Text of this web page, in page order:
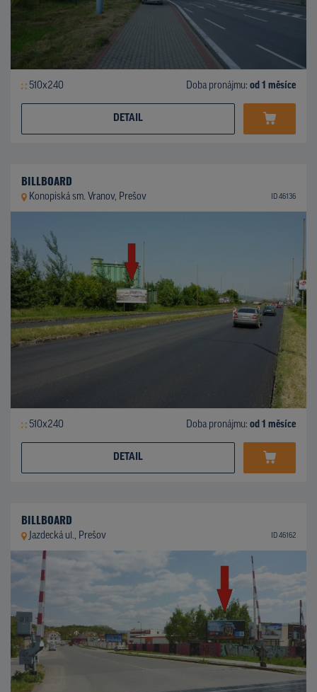
510x240 Doba pronájmu: od 1 měsíce
DETAIL
BILLBOARD
Konopiská sm. Vranov, Prešov ID 46136
510x240 Doba pronájmu: od 1 měsíce
DETAIL
BILLBOARD
Jazdecká ul., Prešov ID 46162